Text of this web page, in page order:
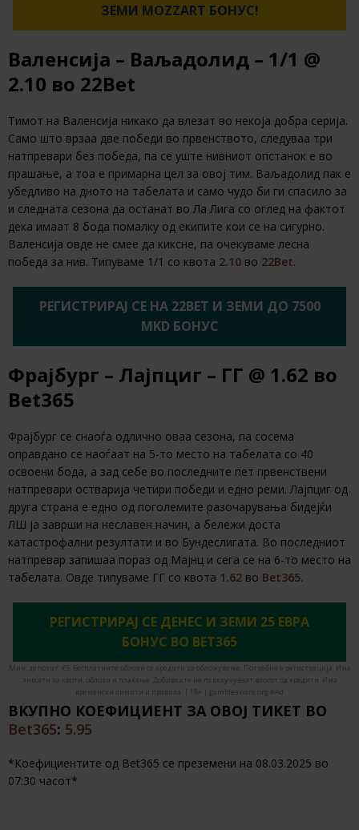
ЗЕМИ MOZZART БОНУС!
Валенсија – Ваљадолид – 1/1 @
2.10 во 22Bet
Тимот на Валенсија никако да влезат во некоја добра серија.
Само што врзаа две победи во првенството, следуваа три
натпревари без победа, па се уште нивниот опстанок е во
прашање, а тоа е примарна цел за овој тим. Ваљадолид пак е
убедливо на дното на табелата и само чудо би ги спасило за
и следната сезона да останат во Ла Лига со оглед на фактот
дека имаат 8 бода помалку од екипите кои се на сигурно.
Валенсија овде не смее да киксне, па очекуваме лесна
победа за нив. Типуваме 1/1 со квота 2.10 во 22Bet.
РЕГИСТРИРАЈ СЕ НА 22BET И ЗЕМИ ДО 7500
MKD БОНУС
Фрајбург – Лајпциг – ГГ @ 1.62 во
Bet365
Фрајбург се снаоѓа одлично оваа сезона, па сосема
оправдано се наоѓаат на 5-то место на табелата со 40
освоени бода, а зад себе во последните пет првенствени
натпревари остварија четири победи и едно реми. Лајпциг од
друга страна е едно од поголемите разочарувања бидејќи
ЛШ ја заврши на неславен начин, а бележи доста
катастрофални резултати и во Бундеслигата. Во последниот
натпревар запишаа пораз од Мајнц и сега се на 6-то место на
табелата. Овде типуваме ГГ со квота 1.62 во Bet365.
РЕГИСТРИРАЈ СЕ ДЕНЕС И ЗЕМИ 25 ЕВРА
БОНУС ВО BET365
Мин. депозит: €5. Бесплатните облози се кредити за обложување. Потребна е регистрација. Има
лимити за квоти, облози и плаќање. Добивките не го вклучуваат влогот од кредити. Има
временски лимити и правила. | 18+ | gambleaware.org #Ad
ВКУПНО КОЕФИЦИЕНТ ЗА ОВОЈ ТИКЕТ ВО
Bet365: 5.95
*Коефициентите од Bet365 се преземени на 08.03.2025 во
07:30 часот*